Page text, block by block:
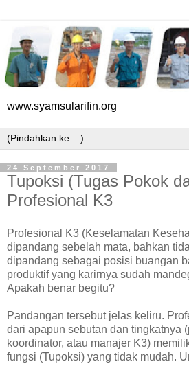
www.syamsularifin.org
24 September 2017
Tupoksi (Tugas Pokok
Profesional K3
Profesional K3 (Keselamatan
dipandang sebelah mata, bahkan
dipandang sebagai posisi buangan
produktif yang karirnya sudah
Apakah benar begitu?
Pandangan tersebut jelas keliru.
dari apapun sebutan dan tingkatnya
koordinator, atau manajer K3)
fungsi (Tupoksi) yang tidak mudah.